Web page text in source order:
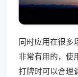
同时应用在很多
非常有用的，使
打牌时可以合理